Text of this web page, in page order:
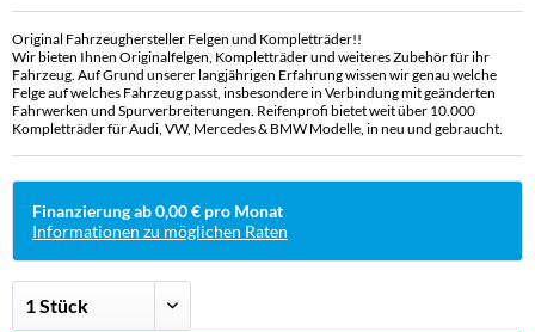
Original Fahrzeughersteller Felgen und Kompletträder!!
Wir bieten Ihnen Originalfelgen, Kompletträder und weiteres Zubehör für ihr
Fahrzeug. Auf Grund unserer langjährigen Erfahrung wissen wir genau welche
Felge auf welches Fahrzeug passt, insbesondere in Verbindung mit geänderten
Fahrwerken und Spurverbreiterungen. Reifenprofi bietet weit über 10.000
Kompletträder für Audi, VW, Mercedes & BMW Modelle, in neu und gebraucht.
Finanzierung ab 0,00 € pro Monat
Informationen zu möglichen Raten